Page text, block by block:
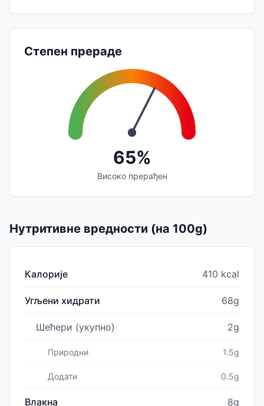
Степен прераде
65%
Високо прерађен
Нутритивне вредности (на 100g)
Калорије 410 kcal
Угљени хидрати 68g
Шећери (укупно) 2g
Природни 1.5g
Додати 0.5g
Влакна 8g